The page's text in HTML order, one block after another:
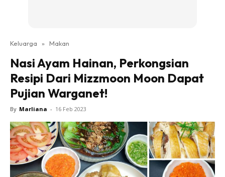
Keluarga » Makan
Nasi Ayam Hainan, Perkongsian
Resipi Dari Mizzmoon Moon Dapat
Pujian Warganet!
By Marliana - 16 Feb 2023